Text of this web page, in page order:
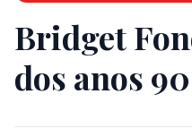
Bridget
dos anos 90